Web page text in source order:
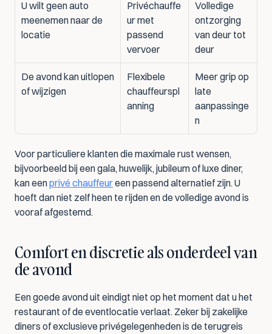
U wilt geen auto
meenemen naar de
locatie
Privéchauffe
ur met
passend
vervoer
Volledige
ontzorging
van deur tot
deur
De avond kan uitlopen
of wijzigen
Flexibele
chauffeurspl
anning
Meer grip op
late
aanpassinge
n
Voor particuliere klanten die maximale rust wensen,
bijvoorbeeld bij een gala, huwelijk, jubileum of luxe diner,
kan een privé chauffeur een passend alternatief zijn. U
hoeft dan niet zelf heen te rijden en de volledige avond is
vooraf afgestemd.
Comfort en discretie als onderdeel van
de avond
Een goede avond uit eindigt niet op het moment dat u het
restaurant of de eventlocatie verlaat. Zeker bij zakelijke
diners of exclusieve privégelegenheden is de terugreis